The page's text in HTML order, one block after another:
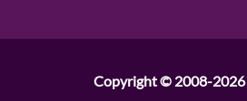
Copyright © 2008-2026